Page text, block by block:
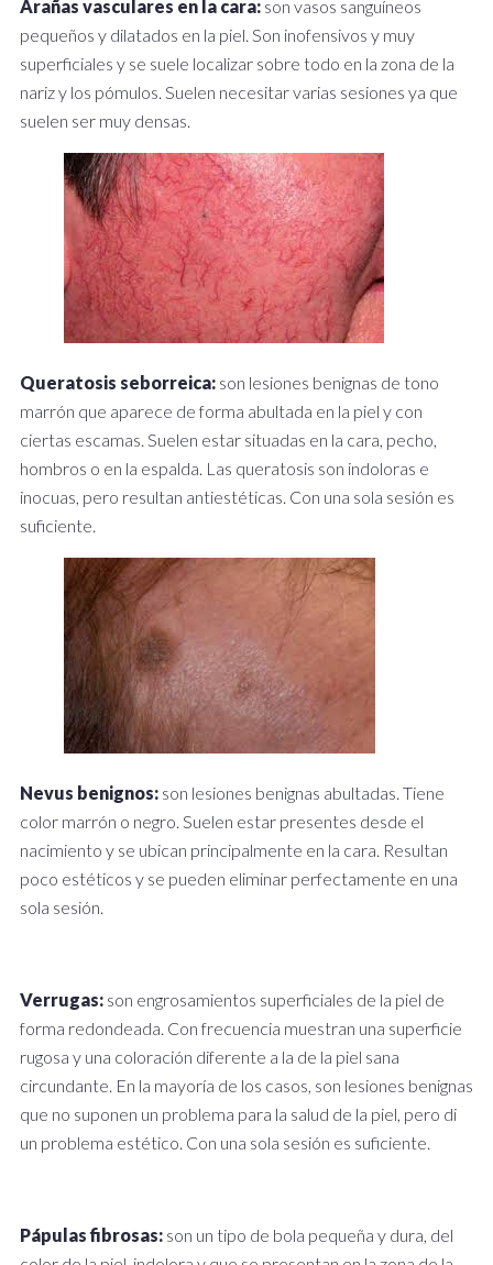
Arañas vasculares en la cara: son vasos sanguíneos
pequeños y dilatados en la piel. Son inofensivos y muy
superficiales y se suele localizar sobre todo en la zona de la
nariz y los pómulos. Suelen necesitar varias sesiones ya que
suelen ser muy densas.
Queratosis seborreica: son lesiones benignas de tono
marrón que aparece de forma abultada en la piel y con
ciertas escamas. Suelen estar situadas en la cara, pecho,
hombros o en la espalda. Las queratosis son indoloras e
inocuas, pero resultan antiestéticas. Con una sola sesión es
suficiente.
Nevus benignos: son lesiones benignas abultadas. Tiene
color marrón o negro. Suelen estar presentes desde el
nacimiento y se ubican principalmente en la cara. Resultan
poco estéticos y se pueden eliminar perfectamente en una
sola sesión.
Verrugas: son engrosamientos superficiales de la piel de
forma redondeada. Con frecuencia muestran una superficie
rugosa y una coloración diferente a la de la piel sana
circundante. En la mayoría de los casos, son lesiones benignas
que no suponen un problema para la salud de la piel, pero di
un problema estético. Con una sola sesión es suficiente.
Pápulas fibrosas: son un tipo de bola pequeña y dura, del